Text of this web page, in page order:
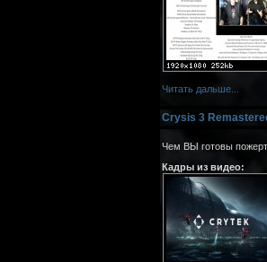
Читать дальше...
Crysis 3
Чем ВЫ готовы
Кадры из видео: